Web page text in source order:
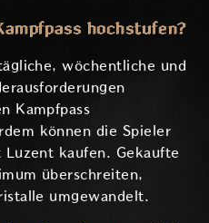
hochstufen?
wöchentliche und
Kampfpass
können die Spieler
kaufen. Gekaufte
überschreiten,
umgewandelt.